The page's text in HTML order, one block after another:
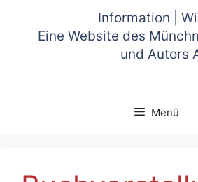
Information |
Eine Website des
und Autors
Menü